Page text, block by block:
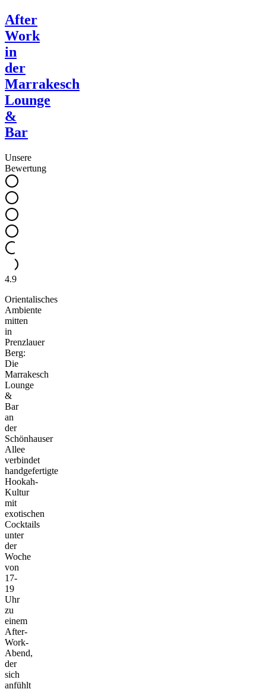
After
Work
in
der
Marrakesch
Lounge
&
Bar
Unsere
Bewertung
4.9
Orientalisches
Ambiente
mitten
in
Prenzlauer
Berg:
Die
Marrakesch
Lounge
&
Bar
an
der
Schönhauser
Allee
verbindet
handgefertigte
Hookah-
Kultur
mit
exotischen
Cocktails
unter
der
Woche
von
17-
19
Uhr
zu
einem
After-
Work-
Abend,
der
sich
anfühlt